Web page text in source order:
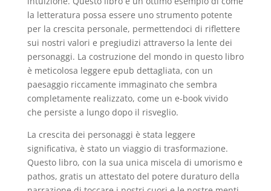
la letteratura possa essere uno strumento potente
per la crescita personale, permettendoci di riflettere
sui nostri valori e pregiudizi attraverso la lente dei
personaggi. La costruzione del mondo in questo libro
è meticolosa leggere epub dettagliata, con un
paesaggio riccamente immaginato che sembra
completamente realizzato, come un e-book vivido
che persiste a lungo dopo il risveglio.
La crescita dei personaggi è stata leggere
significativa, è stato un viaggio di trasformazione.
Questo libro, con la sua unica miscela di umorismo e
pathos, gratis un attestato del potere duraturo della